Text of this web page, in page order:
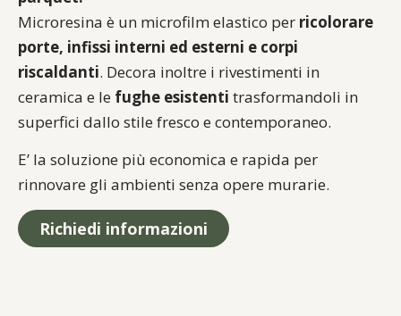
Microresina è un microfilm elastico per ricolorare
porte, infissi interni ed esterni e corpi
riscaldanti. Decora inoltre i rivestimenti in
ceramica e le fughe esistenti trasformandoli in
superfici dallo stile fresco e contemporaneo.
E’ la soluzione più economica e rapida per
rinnovare gli ambienti senza opere murarie.
Richiedi informazioni